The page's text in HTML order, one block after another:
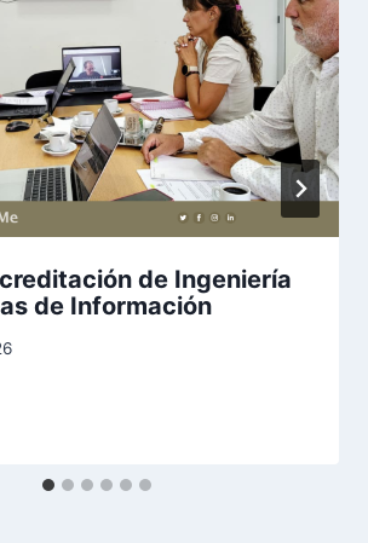
de Ingeniería
de Información